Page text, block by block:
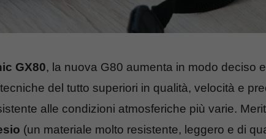
GX80, la nuova G80 aumenta in modo deciso
del tutto superiori in qualità, velocità e
alle condizioni atmosferiche più varie.
(un materiale molto resistente, leggero e di